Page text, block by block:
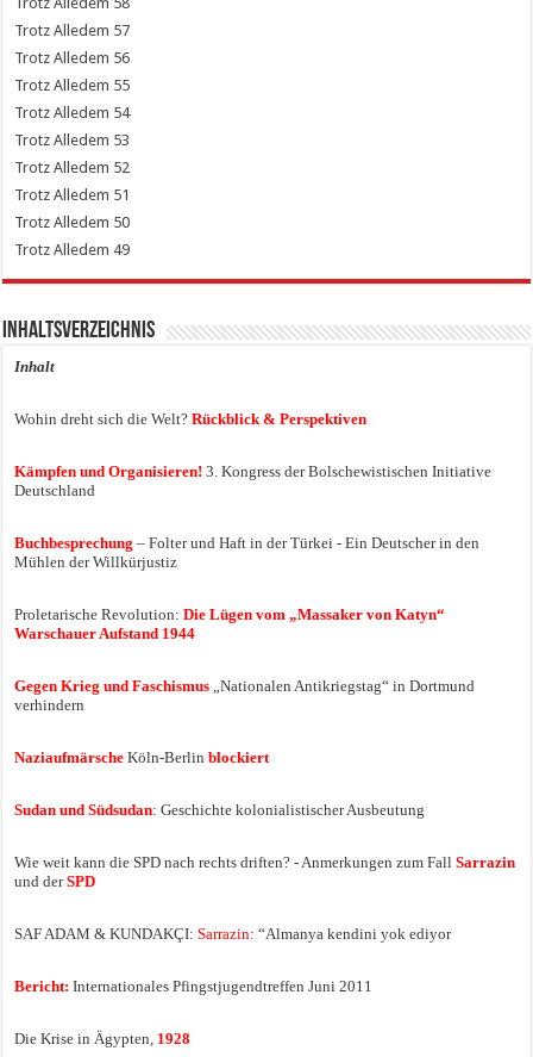
57
56
55
54
53
52
51
50
49
Inhaltsverzeichnis
Inhalt
Wohin dreht sich die Welt?Rückblick & Perspektiven
Kämpfen und Organisieren! 3. Kongress der Bolschewistischen Initiative
Deutschland
Buchbesprechung – Folter und Haft in der Türkei - Ein Deutscher in den
Mühlen der Willkürjustiz
Proletarische Revolution:Die Lügen vom „Massaker von Katyn“
Warschauer Aufstand 1944
Gegen Krieg und Faschismus „Nationalen Antikriegstag“ in Dortmund
verhindern
Naziaufmärsche Köln-Berlinblockiert
Sudan und Südsudan: Geschichte kolonialistischer Ausbeutung
Wie weit kann die SPD nach rechts driften? - Anmerkungen zum FallSarrazin
und derSPD
SAF ADAM & KUNDAKÇI:Sarrazin: “Almanya kendini yok ediyor
Bericht:Internationales Pfingstjugendtreffen Juni 2011
Die Krise in Ägypten, 1928